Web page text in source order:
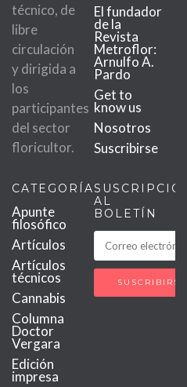
técnico, de
libre
circulación
y dirigida a
los
participantes
del sector
floricultor.
El fundador
de la
Revista
Metroflor:
Arnulfo A.
Pardo
Get to
know us
Nosotros
Suscribirse
CATEGORÍAS
Apunte
filosófico
Artículos
Artículos
técnicos
Cannabis
Columna
Doctor
Vergara
Edición
impresa
SUSCRIPCIÓN
AL
BOLETÍN